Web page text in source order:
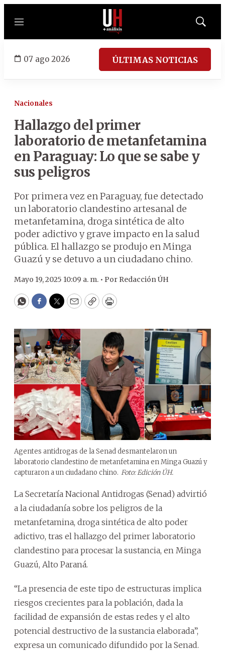
Menú
Mostrar
07 ago 2026 ÚLTIMAS NOTICIAS
Nacionales
Hallazgo del primer
laboratorio de metanfetamina
en Paraguay: Lo que se sabe y
sus peligros
Por primera vez en Paraguay, fue detectado
un laboratorio clandestino artesanal de
metanfetamina, droga sintética de alto
poder adictivo y grave impacto en la salud
pública. El hallazgo se produjo en Minga
Guazú y se detuvo a un ciudadano chino.
Mayo 19, 2025 10:09 a. m. • Por Redacción ÚH
WhatsApp
Facebook
Twitter
EmailCopyPrint
Agentes antidrogas de la Senad desmantelaron un
laboratorio clandestino de metanfetamina en Minga Guazú y
capturaron a un ciudadano chino. Foto: Edición ÚH.
La Secretaría Nacional Antidrogas (Senad) advirtió
a la ciudadanía sobre los peligros de la
metanfetamina, droga sintética de alto poder
adictivo, tras el hallazgo del primer laboratorio
clandestino para procesar la sustancia, en Minga
Guazú, Alto Paraná.
“La presencia de este tipo de estructuras implica
riesgos crecientes para la población, dada la
facilidad de expansión de estas redes y el alto
potencial destructivo de la sustancia elaborada”,
expresa un comunicado difundido por la Senad.